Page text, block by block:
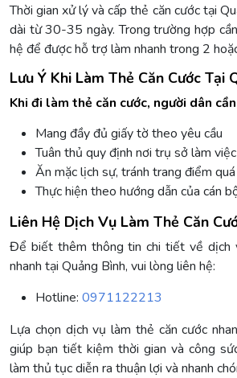
Thời gian xử lý và cấp thẻ căn cước tại
dài từ 30-35 ngày. Trong trường hợp
hệ để được hỗ trợ làm nhanh trong 2
Lưu Ý Khi Làm Thẻ Căn Cước Tại
Khi đi làm thẻ căn cước, người dân
Mang đầy đủ giấy tờ theo yêu cầu
Tuân thủ quy định nơi trụ sở làm việc
Ăn mặc lịch sự, tránh trang điểm
Thực hiện theo hướng dẫn của cán
Liên Hệ Dịch Vụ Làm Thẻ Căn
Để biết thêm thông tin chi tiết về dịch
nhanh tại Quảng Bình, vui lòng liên hệ:
Hotline: 0971122213
Lựa chọn dịch vụ làm thẻ căn cước
giúp bạn tiết kiệm thời gian và công
làm thủ tục diễn ra thuận lợi và nhanh